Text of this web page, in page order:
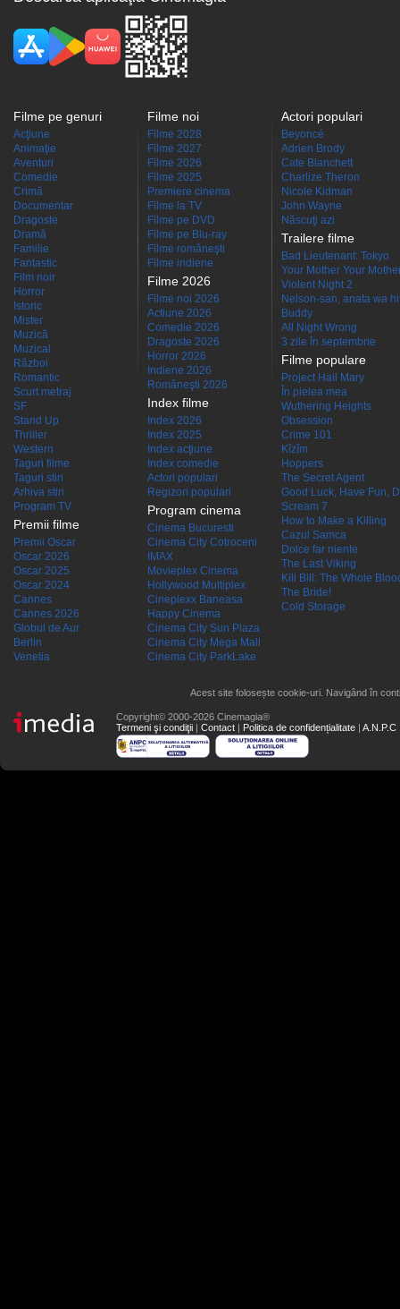
Filme pe genuri
Acţiune
Animaţie
Aventuri
Comedie
Crimă
Documentar
Dragoste
Dramă
Familie
Fantastic
Film noir
Horror
Istoric
Mister
Muzică
Muzical
Război
Romantic
Scurt metraj
SF
Stand Up
Thriller
Western
Taguri filme
Taguri stiri
Arhiva stiri
Program TV
Premii filme
Premii Oscar
Oscar 2026
Oscar 2025
Oscar 2024
Cannes
Cannes 2026
Globul de Aur
Berlin
Venetia
Filme noi
Filme 2028
Filme 2027
Filme 2026
Filme 2025
Premiere cinema
Filme la TV
Filme pe DVD
Filme pe Blu-ray
Filme româneşti
Filme indiene
Filme 2026
Filme noi 2026
Actiune 2026
Comedie 2026
Dragoste 2026
Horror 2026
Indiene 2026
Româneşti 2026
Index filme
Index 2026
Index 2025
Index acţiune
Index comedie
Actori populari
Regizori populari
Program cinema
Cinema Bucuresti
Cinema City Cotroceni
IMAX
Movieplex Cinema
Hollywood Multiplex
Cineplexx Baneasa
Happy Cinema
Cinema City Sun Plaza
Cinema City Mega Mall
Cinema City ParkLake
Actori populari
Beyoncé
Adrien Brody
Cate Blanchett
Charlize Theron
Nicole Kidman
John Wayne
Născuţi azi
Trailere filme
Bad Lieutenant: Tokyo
Your Mother Your
Violent Night 2
Nelson-san, anata wa
Buddy
All Night Wrong
3 zile în septembrie
Filme populare
Project Hail Mary
În pielea mea
Wuthering Heights
Obsession
Crime 101
Kîzîm
Hoppers
The Secret Agent
Good Luck, Have Fun,
Scream 7
How to Make a Killing
Cazul Samca
Dolce far niente
The Last Viking
Kill Bill: The Whole
The Bride!
Cold Storage
Acest site folosește cookie-uri. Navigând în
Copyright© 2000-2026 Cinemagia®
Termeni şi condiţii | Contact | Politica de confidențialitate | A.N.P.C